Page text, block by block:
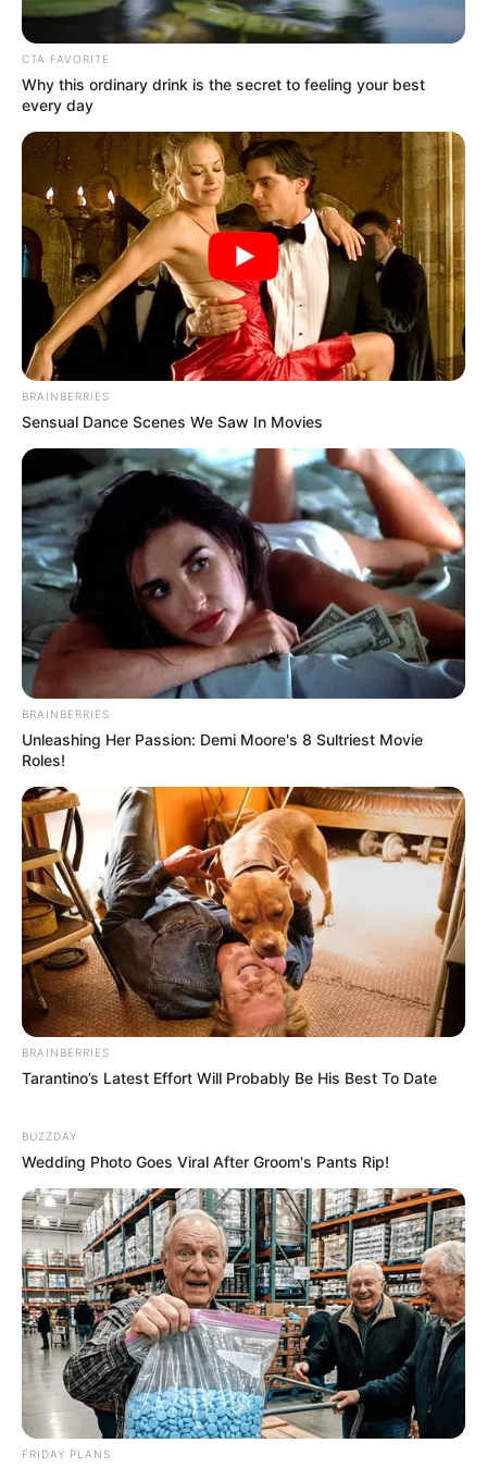
CTA FAVORITE
Why this ordinary drink is the secret to feeling your best
every day
BRAINBERRIES
Sensual Dance Scenes We Saw In Movies
BRAINBERRIES
Unleashing Her Passion: Demi Moore's 8 Sultriest Movie
Roles!
BRAINBERRIES
Tarantino’s Latest Effort Will Probably Be His Best To Date
BUZZDAY
Wedding Photo Goes Viral After Groom's Pants Rip!
FRIDAY PLANS